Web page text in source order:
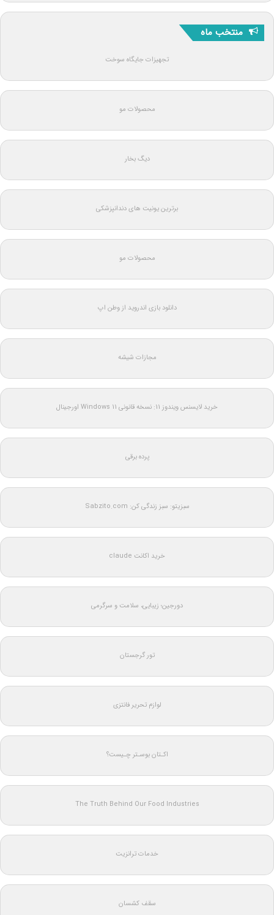
منتخب ماه
تجهیزات جایگاه سوخت
محصولات مو
دیگ بخار
برترین یونیت های دندانپزشکی
محصولات مو
دانلود بازی اندروید از وطن اپ
مجازات شیشه
خرید لایسنس ویندوز 11: نسخه قانونی Windows 11 اورجینال
پرده برقی
سبزیتو: سبز زندگی کن: Sabzito.com
خرید اکانت claude
دورجین؛ زیبایی، سلامت و سرگرمی
تور گرجستان
لوازم تحریر فانتزی
اکـتان بوسـتر چـیست؟
The Truth Behind Our Food Industries
خدمات ترانزیت
سقف کشسان